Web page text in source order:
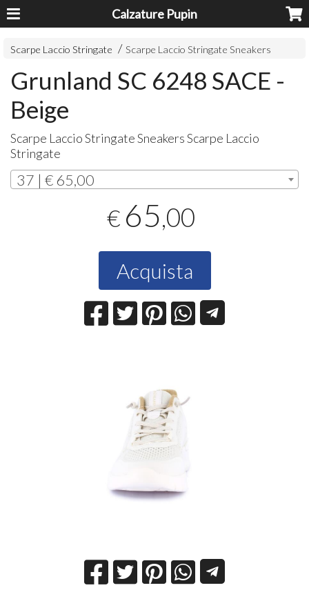
Calzature Pupin
Scarpe Laccio Stringate Scarpe Laccio Stringate Sneakers
Grunland SC 6248 SACE -
Beige
Scarpe Laccio Stringate Sneakers Scarpe Laccio
Stringate
37 | € 65,00
€ 65,00
Acquista